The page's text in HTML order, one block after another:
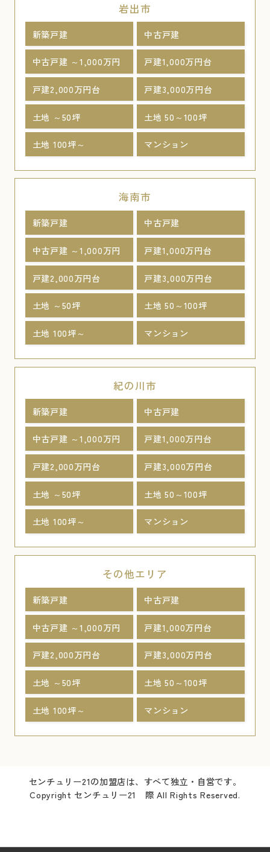
岩出市
新築戸建 中古戸建
中古戸建 ～1,000万円 戸建1,000万円台
戸建2,000万円台 戸建3,000万円台
土地 ～50坪 土地 50～100坪
土地 100坪～ マンション
海南市
新築戸建 中古戸建
中古戸建 ～1,000万円 戸建1,000万円台
戸建2,000万円台 戸建3,000万円台
土地 ～50坪 土地 50～100坪
土地 100坪～ マンション
紀の川市
新築戸建 中古戸建
中古戸建 ～1,000万円 戸建1,000万円台
戸建2,000万円台 戸建3,000万円台
土地 ～50坪 土地 50～100坪
土地 100坪～ マンション
その他エリア
新築戸建 中古戸建
中古戸建 ～1,000万円 戸建1,000万円台
戸建2,000万円台 戸建3,000万円台
土地 ～50坪 土地 50～100坪
土地 100坪～ マンション
センチュリー21の加盟店は、すべて独立・自営です。
Copyright センチュリー21 際 All Rights Reserved.